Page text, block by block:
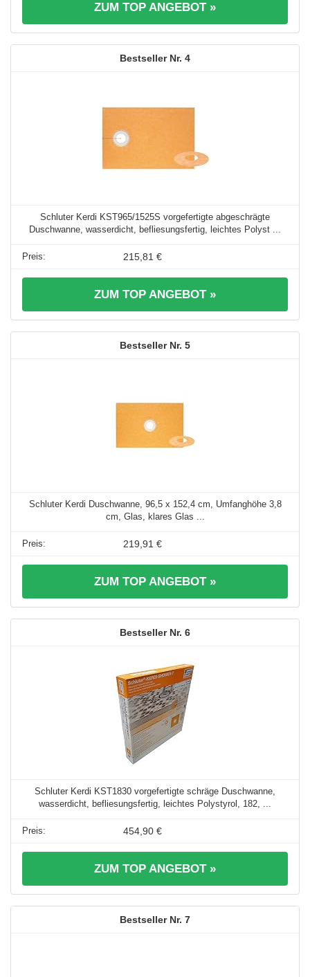
ZUM TOP ANGEBOT »
4
Schluter Kerdi KST965/1525S vorgefertigte abgeschrägte
Duschwanne, wasserdicht, befliesungsfertig, leichtes Polyst ...
215,81 €
ZUM TOP ANGEBOT »
5
Schluter Kerdi Duschwanne, 96,5 x 152,4 cm, Umfanghöhe 3,8
cm, Glas, klares Glas ...
219,91 €
ZUM TOP ANGEBOT »
6
Schluter Kerdi KST1830 vorgefertigte schräge Duschwanne,
wasserdicht, befliesungsfertig, leichtes Polystyrol, 182, ...
454,90 €
ZUM TOP ANGEBOT »
7